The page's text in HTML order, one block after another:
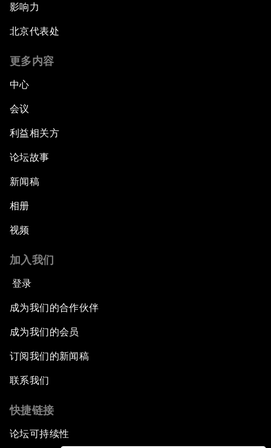
影响力
北京代表处
更多内容
中心
会议
利益相关方
论坛故事
新闻稿
相册
视频
加入我们
登录
成为我们的合作伙伴
成为我们的会员
订阅我们的新闻稿
联系我们
快捷链接
论坛可持续性